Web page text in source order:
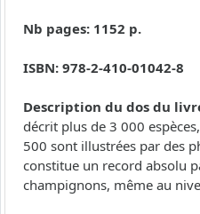
Nb pages: 1152 p.
ISBN: 978-2-410-01042-8
Description du dos du
décrit plus de 3 000
500 sont illustrées par des
constitue un record absolu
champignons, même au